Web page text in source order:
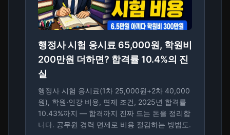
행정사 시험 응시료 65,000원, 학원비
200만원 더하면? 합격률 10.4%의 진
실
행정사 시험 응시료(1차 25,000원+2차 40,000
원), 학원·인강 비용, 면제 조건, 2025년 합격률
10.43%까지 — 합격까지 진짜 드는 돈을 정리합
니다. 공무원 경력 면제로 비용 절감하는 방법도.